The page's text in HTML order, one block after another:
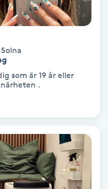
Solna
som är 19 år eller
.